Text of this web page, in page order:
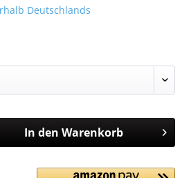
Deutschlands
In den Warenkorb